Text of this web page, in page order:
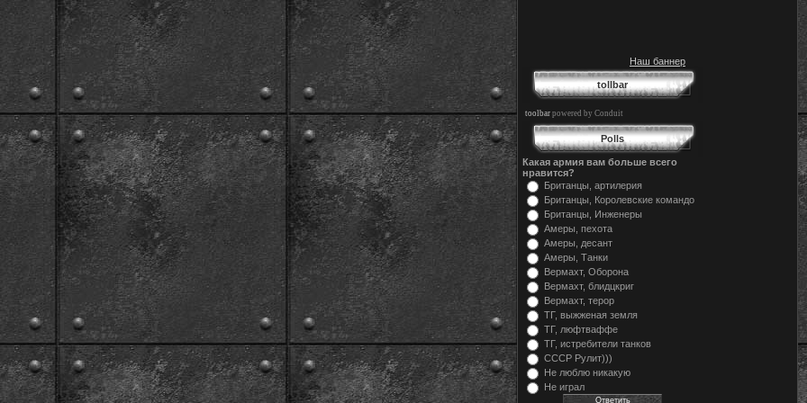
Наш баннер
tollbar
toolbar powered by Conduit
Polls
Какая армия вам больше всего
нравится?
Британцы, артилерия
Британцы, Королевские командо
Британцы, Инженеры
Амеры, пехота
Амеры, десант
Амеры, Танки
Вермахт, Оборона
Вермахт, блидцкриг
Вермахт, терор
ТГ, выжженая земля
ТГ, люфтваффе
ТГ, истребители танков
СССР Рулит)))
Не люблю никакую
Не играл